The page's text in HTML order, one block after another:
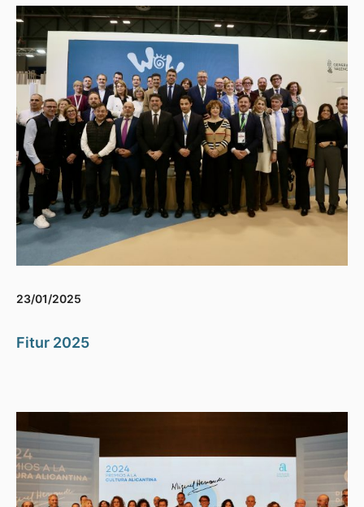
23/01/2025
Fitur 2025